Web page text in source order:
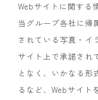
Webサイトに関する
当グループ各社に帰
されている写真・イ
サイト上で承諾され
となく、いかなる形
るなど、Webサイト